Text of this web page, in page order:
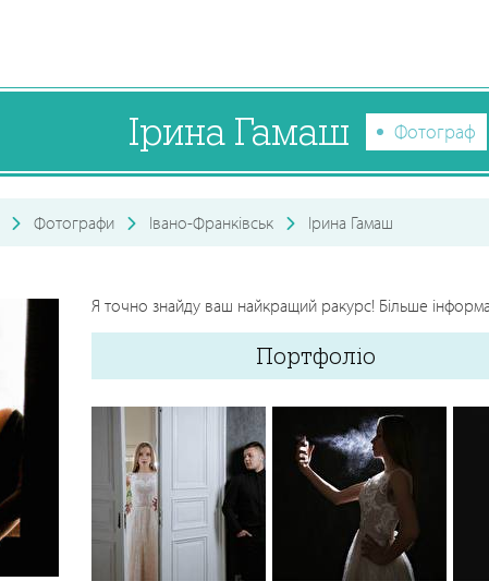
Ірина Гамаш Фотограф
Фотографи Івано-Франківськ Ірина Гамаш
Я точно знайду ваш найкращий ракурс! Більше
Портфоліо